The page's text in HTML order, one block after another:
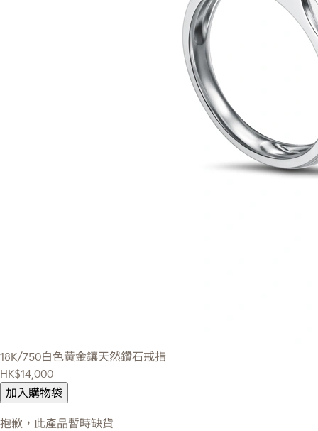
18K/750白色黃金鑲天然鑽石戒指
HK$14,000
加入購物袋
抱歉，此產品暫時缺貨